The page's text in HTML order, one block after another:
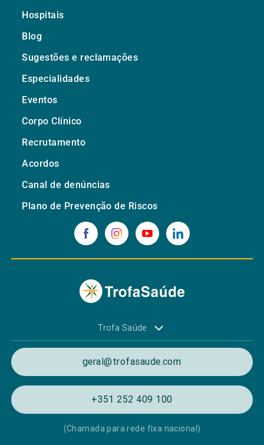
Hospitais
Blog
Sugestões e reclamações
Especialidades
Eventos
Corpo Clínico
Recrutamento
Acordos
Canal de denúncias
Plano de Prevenção de Riscos
Trofa Saúde
geral@trofasaude.com
+351 252 409 100
(Chamada para rede fixa nacional)